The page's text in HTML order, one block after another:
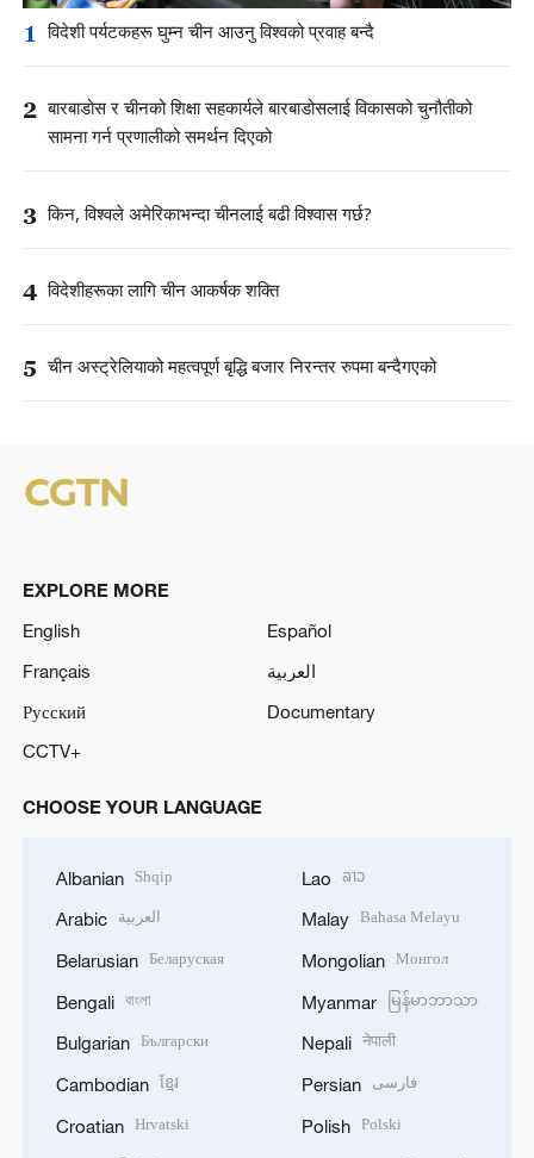
1 विदेशी पर्यटकहरू घुम्न चीन आउनु विश्वको प्रवाह बन्दै
2 बारबाडोस र चीनको शिक्षा सहकार्यले बारबाडोसलाई विकासको चुनौतीको
सामना गर्न प्रणालीको समर्थन दिएको
3 किन, विश्वले अमेरिकाभन्दा चीनलाई बढी विश्वास गर्छ?
4 विदेशीहरूका लागि चीन आकर्षक शक्ति
5 चीन अस्ट्रेलियाको महत्वपूर्ण बृद्धि बजार निरन्तर रुपमा बन्दैगएको
EXPLORE MORE
English
Español
Français
العربية
Русский
Documentary
CCTV+
CHOOSE YOUR LANGUAGE
Albanian Shqip
Arabic العربية
Belarusian Беларуская
Bengali বাংলা
Bulgarian Български
Cambodian ខ្មែរ
Croatian Hrvatski
Lao ລາວ
Malay Bahasa Melayu
Mongolian Монгол
Myanmar မြန်မာဘာသာ
Nepali नेपाली
Persian فارسی
Polish Polski